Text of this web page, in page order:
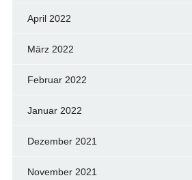
April 2022
März 2022
Februar 2022
Januar 2022
Dezember 2021
November 2021